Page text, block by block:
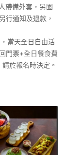
帶備外套，另園
行通知及退款，
當天全日自由活
門票+全日餐食費
於報名時決定。